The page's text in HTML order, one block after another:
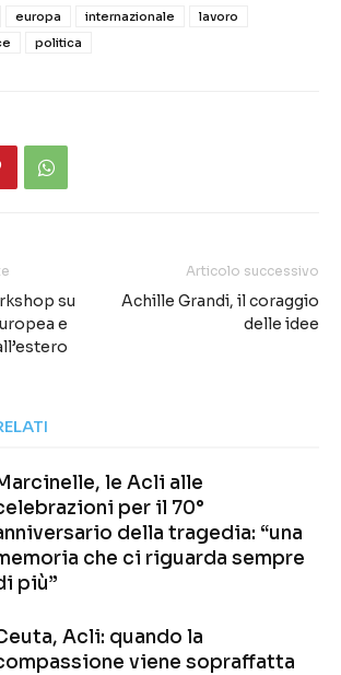
europa internazionale
lavoro
politica
su
e
Articolo successivo
Achille Grandi, il coraggio
delle idee
le Acli alle
per il 70°
della tragedia: “una
che ci riguarda sempre
più”
Acli: quando la
viene sopraffatta